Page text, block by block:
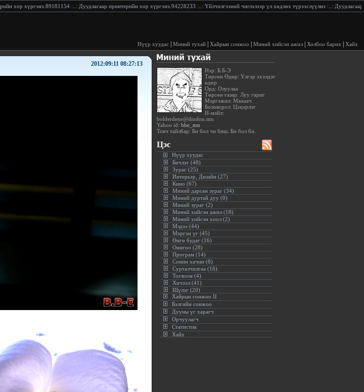
принтерийн хор хүргэнэ.94228233:..:Үйлчилгээний чиглэлээр үл хөдлөх түрээслүүлнэ:..:Дуудлагаар хор хүргэнэ.:..:Дуудлагаар хор
Нүүр хуудас Миний тухай Хайрын сонжоо Миний хийсэн ажил Холбоо барих Хайх
2012:09:11 08:27:13
Нэр: Б.Б-Э
Төрсөн Өдөр: Үлгэр эхэлдэг
өдөр
Орд: Олуулаа
Төрсөн газар: Луу гариг
Мэргэжил: Манаач
Боловсрол: Цэцэрлэг
И-мэйл:
bolderdene@dindon.mn
Yahoo id: bbe_mn
Товч тайлбар: Би бол чи биш. Би бол би.
Цэс
Нүүр хуудас
Бичлэг (48)
Зураг (25)
Интерьэр, Дизайн (27)
Кино (67)
Миний дарсан зураг (34)
Миний дуртай дуу (0)
Миний зураг (2)
Миний хийсэн ажил (18)
Миний хийсэн хоол (2)
Мэдээ (44)
Мэргэн үг (45)
Өнгө будаг (16)
Онигоо (28)
Програм (14)
Сонин хачин (8)
Сурталчилгаа (16)
Тоглоом (4)
Хичээл (41)
Шүлэг (20)
Хайрын сонжоо II
Бэлгийн сонжоо
Дууны үг харагч
Орчуулагч
Статистик
Хайх